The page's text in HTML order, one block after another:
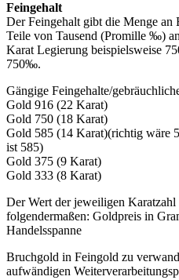
Feingehalt
Der Feingehalt gibt die Menge an
Teile von Tausend (Promille ‰)
Karat Legierung beispielsweise
750‰.
Gängige Feingehalte/
Gold 916 (22 Karat)
Gold 750 (18 Karat)
Gold 585 (14 Karat)(richtig wäre
ist 585)
Gold 375 (9 Karat)
Gold 333 (8 Karat)
Der Wert der jeweiligen Karatzahl
folgendermaßen: Goldpreis in
Handelsspanne
Bruchgold in Feingold zu
aufwändigen